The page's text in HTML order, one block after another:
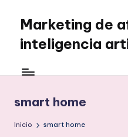
Saltar
contenido
Marketing de
inteligencia
smart home
Inicio smart home